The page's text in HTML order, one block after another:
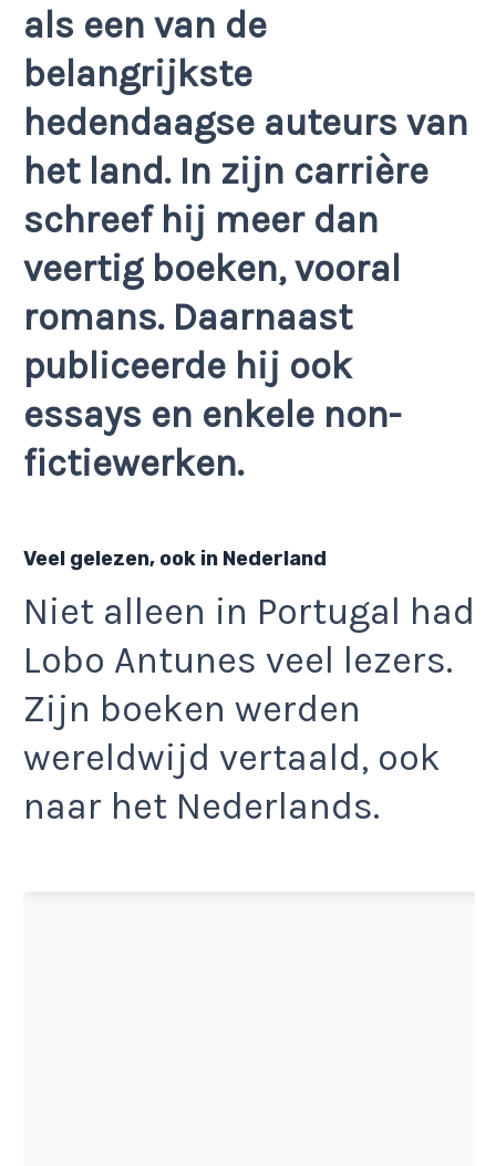
als een van de
belangrijkste
hedendaagse auteurs van
het land. In zijn carrière
schreef hij meer dan
veertig boeken, vooral
romans. Daarnaast
publiceerde hij ook
essays en enkele non-
fictiewerken.
Veel gelezen, ook in Nederland
Niet alleen in Portugal had
Lobo Antunes veel lezers.
Zijn boeken werden
wereldwijd vertaald, ook
naar het Nederlands.